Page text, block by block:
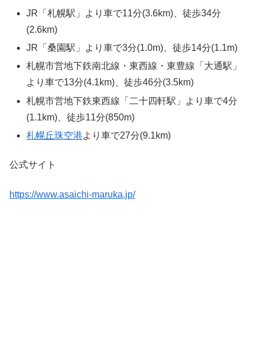
JR「札幌駅」より車で11分(3.6km)、徒歩34分
(2.6km)
JR「桑園駅」より車で3分(1.0m)、徒歩14分(1.1m)
札幌市営地下鉄南北線・東西線・東豊線「大通駅」
より車で13分(4.1km)、徒歩46分(3.5km)
札幌市営地下鉄東西線「二十四軒駅」より車で4分
(1.1km)、徒歩11分(850m)
札幌丘珠空港より車で27分(9.1km)
公式サイト
https://www.asaichi-maruka.jp/